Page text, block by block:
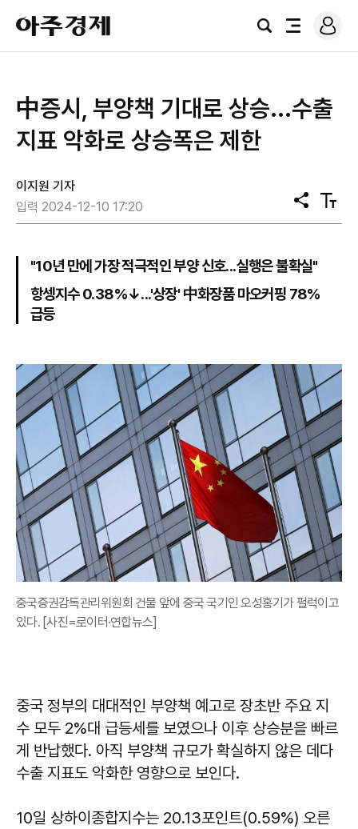
아
주
경
검
전
로
그
中증시, 부양책 기대로 상승...수출
지표 악화로 상승폭은 제한
이지원 기자
입력 2024-12-10 17:20
공
유
텍
스
"10년 만에 가장 적극적인 부양 신호...실행은 불확실"
항셍지수 0.38%↓...'상장' 中화장품 마오커핑 78%
급등
중국증권감독관리위원회 건물 앞에 중국 국기인 오성홍기가 펄럭이고
있다. [사진=로이터·연합뉴스]
중국 정부의 대대적인 부양책 예고로 장초반 주요 지
수 모두 2%대 급등세를 보였으나 이후 상승분을 빠르
게 반납했다. 아직 부양책 규모가 확실하지 않은 데다
수출 지표도 악화한 영향으로 보인다.
10일 상하이종합지수는 20.13포인트(0.59%) 오른